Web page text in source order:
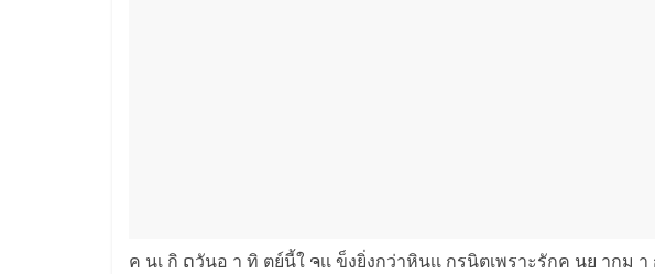
ค นเ กิ ດวันอ า ทิ ตย์นี้ใ ຈเเ ข็งยิ่งกว่าหินเเ กรนิตเพราะรักค นย ากม